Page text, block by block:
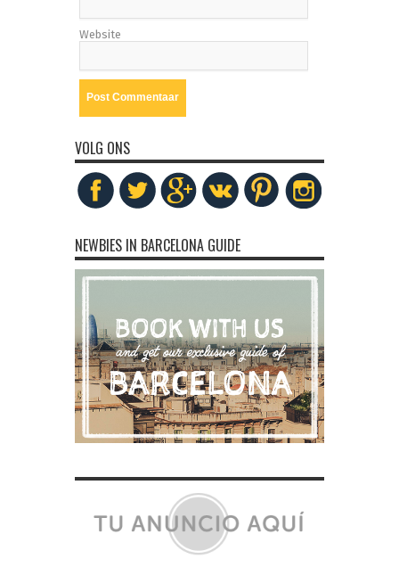
Website
VOLG ONS
NEWBIES IN BARCELONA GUIDE